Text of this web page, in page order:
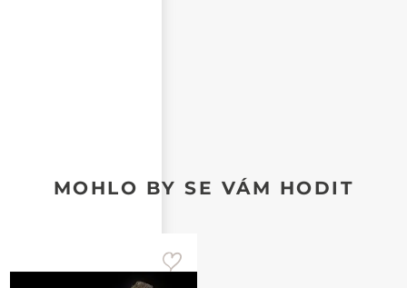
MOHLO BY SE VÁM HODIT